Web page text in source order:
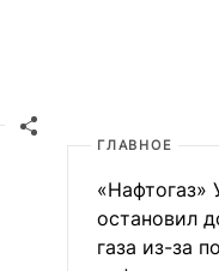
ГЛАВНОЕ
«Нафтогаз»
остановил
газа из-за